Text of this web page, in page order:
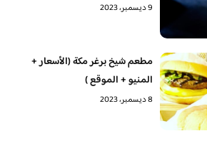
9 ديسمبر، 2023
مطعم شيخ برغر مكة (الأسعار +
المنيو + الموقع )
8 ديسمبر، 2023